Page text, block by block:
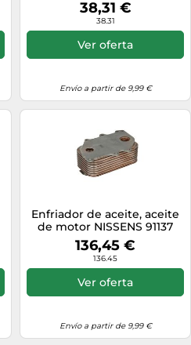
38,31 €
38.31
Ver oferta
Envío a partir de 9,99 €
Enfriador de aceite, aceite
de motor NISSENS 91137
136,45 €
136.45
Ver oferta
Envío a partir de 9,99 €